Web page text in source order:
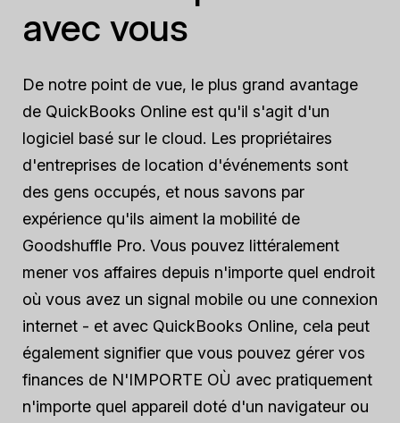
avec vous
De notre point de vue, le plus grand avantage
de QuickBooks Online est qu'il s'agit d'un
logiciel basé sur le cloud. Les propriétaires
d'entreprises de location d'événements sont
des gens occupés, et nous savons par
expérience qu'ils aiment la mobilité de
Goodshuffle Pro. Vous pouvez littéralement
mener vos affaires depuis n'importe quel endroit
où vous avez un signal mobile ou une connexion
internet - et avec QuickBooks Online, cela peut
également signifier que vous pouvez gérer vos
finances de N'IMPORTE OÙ avec pratiquement
n'importe quel appareil doté d'un navigateur ou